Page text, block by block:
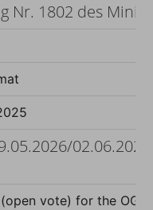
Nr. 1802 des
vote) for the